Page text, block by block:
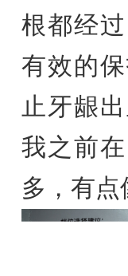
根都经
有效的
止牙龈
我之前
多，有点